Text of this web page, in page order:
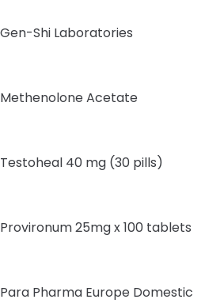
Gen-Shi Laboratories
Methenolone Acetate
Testoheal 40 mg (30 pills)
Provironum 25mg x 100 tablets
Para Pharma Europe Domestic